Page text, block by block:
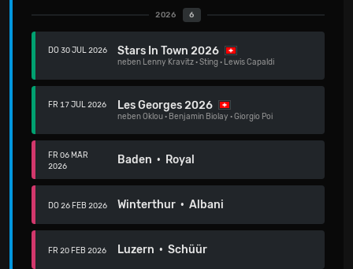
2026 6
DO 30 JUL 2026 Stars In Town 2026
neben Lenny Kravitz·Sting· Lewis Capaldi
FR 17 JUL 2026 Les Georges 2026
nebenOklou· Benjamin Biolay ·Giorgio Poi
FR 06 MÄR
2026
Baden · Royal
DO 26 FEB 2026 Winterthur · Albani
FR 20 FEB 2026 Luzern · Schüür